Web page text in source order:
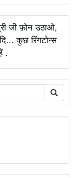
जी फ़ोन उठाओ,
कुछ रिंगटोन्स
.